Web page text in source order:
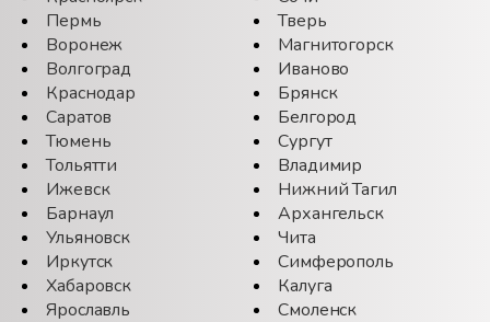
Пермь
Воронеж
Волгоград
Краснодар
Саратов
Тюмень
Тольятти
Ижевск
Барнаул
Ульяновск
Иркутск
Хабаровск
Ярославль
Тверь
Магнитогорск
Иваново
Брянск
Белгород
Сургут
Владимир
Нижний Тагил
Архангельск
Чита
Симферополь
Калуга
Смоленск